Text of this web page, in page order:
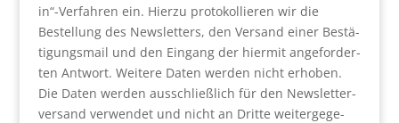
in“-Verfahren ein. Hier­zu pro­to­kol­lie­ren wir die
Bestel­lung des News­let­ters, den Ver­sand einer Bestä­
ti­gungs­mail und den Ein­gang der hier­mit ange­for­der­
ten Ant­wort. Wei­te­re Daten wer­den nicht erho­ben.
Die Daten wer­den aus­schließ­lich für den News­let­ter­
ver­sand ver­wen­det und nicht an Drit­te wei­ter­ge­ge­